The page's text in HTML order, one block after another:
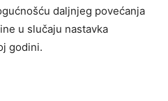
daljnjeg povećanja
u slučaju nastavka
godini.